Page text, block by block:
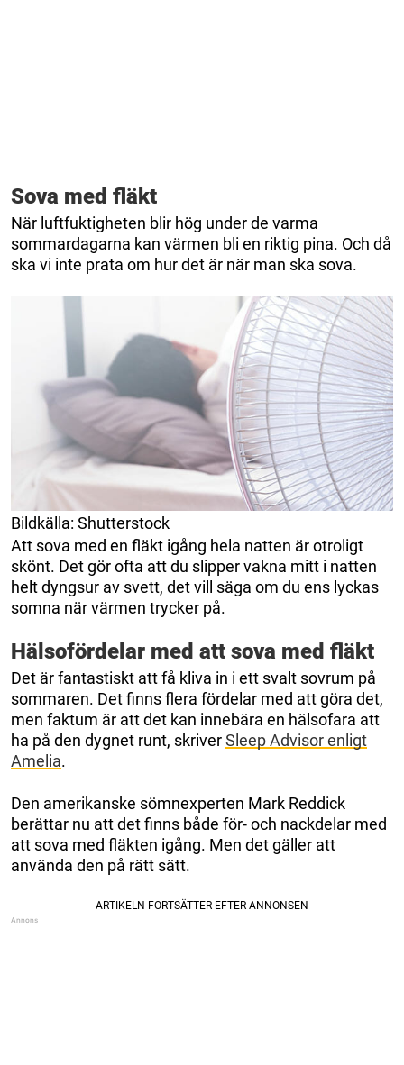
Sova med fläkt
När luftfuktigheten blir hög under de varma
sommardagarna kan värmen bli en riktig pina. Och då
ska vi inte prata om hur det är när man ska sova.
Bildkälla: Shutterstock
Att sova med en fläkt igång hela natten är otroligt
skönt. Det gör ofta att du slipper vakna mitt i natten
helt dyngsur av svett, det vill säga om du ens lyckas
somna när värmen trycker på.
Hälsofördelar med att sova med fläkt
Det är fantastiskt att få kliva in i ett svalt sovrum på
sommaren. Det finns flera fördelar med att göra det,
men faktum är att det kan innebära en hälsofara att
ha på den dygnet runt, skriverSleep Advisor enligt
Amelia.
Den amerikanske sömnexperten Mark Reddick
berättar nu att det finns både för- och nackdelar med
att sova med fläkten igång. Men det gäller att
använda den på rätt sätt.